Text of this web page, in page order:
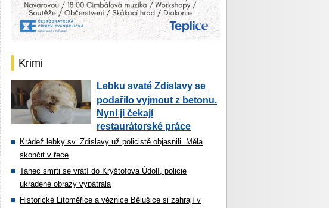
Krimi
Lebku svaté Zdislavy se
podařilo vyjmout z betonu.
Nyní ji čekají
restaurátorské práce
Krádež lebky sv. Zdislavy už policisté objasnili. Měla
skončit v řece
Tanec smrti se vrátí do Kryštofova Údolí, policie
ukradené obrazy vypátrala
Historické Litoměřice a věznice Bělušice si zahrají v